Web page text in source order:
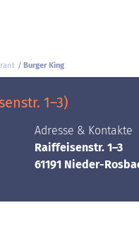
Burger King
1–3)
Adresse & Kontakte
Raiffeisenstr. 1–3
61191 Nieder-